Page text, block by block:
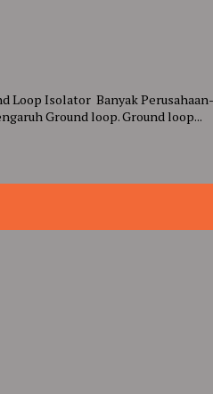
Loop Isolator Banyak
Ground loop. Ground loop...